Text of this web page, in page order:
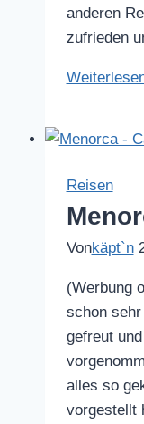
anderen
zufrieden
Reisen
Vonkäpt`n
(Werbung
schon
gefreut
alles so
vorgestellt